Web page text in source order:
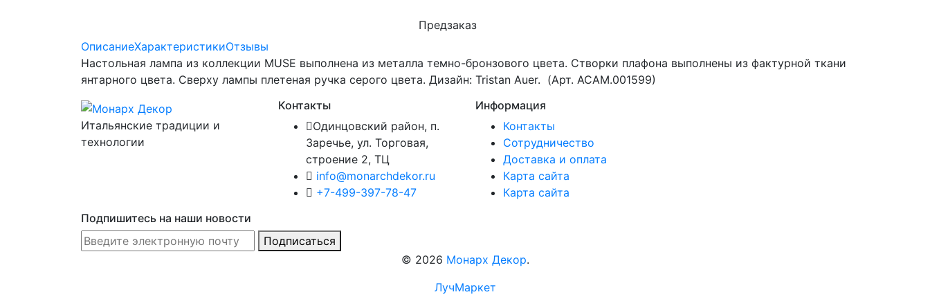
Предзаказ
ОписаниеХарактеристикиОтзывы
Настольная лампа из коллекции MUSE выполнена из металла темно-бронзового цвета. Створки плафона выполнены из фактурной ткани
янтарного цвета. Сверху лампы плетеная ручка серого цвета. Дизайн: Tristan Auer. (Арт. ACAM.001599)
Итальянские традиции и
технологии
Контакты
Одинцовский район, п.
Заречье, ул. Торговая,
строение 2, ТЦ
info@monarchdekor.ru
+7-499-397-78-47
Информация
Контакты
Сотрудничество
Доставка и оплата
Карта сайта
Карта сайта
Подпишитесь на наши новости
Подписаться
© 2026 Монарх Декор.
ЛучМаркет